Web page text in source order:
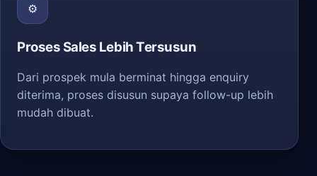
⚙️
Proses Sales Lebih Tersusun
Dari prospek mula berminat hingga enquiry
diterima, proses disusun supaya follow-up lebih
mudah dibuat.